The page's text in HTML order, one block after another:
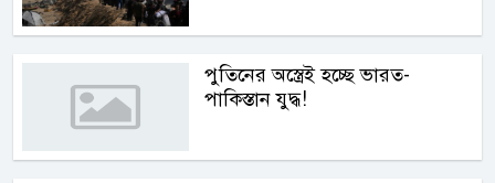
পুতিনের অস্ত্রেই হচ্ছে ভারত-
পাকিস্তান যুদ্ধ!